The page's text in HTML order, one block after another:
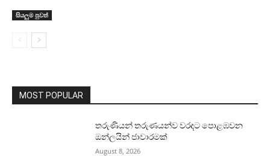
සියලුම පුවත්
MOST POPULAR
තරුණියන් තරුණයන්ව වරදට පොළඹවන
ඔන්ලයින් ජාවාරමක්
August 8, 2026